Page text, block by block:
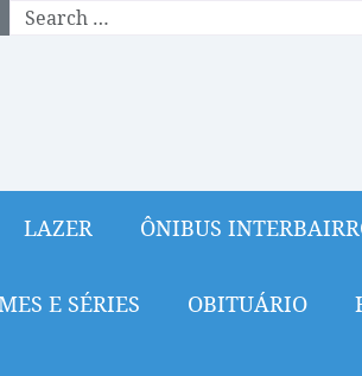
LAZER ÔNIBUS
E SÉRIES OBITUÁRIO